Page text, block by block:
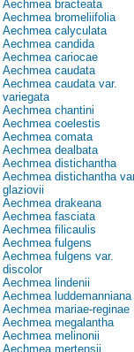
Aechmea bracteata
Aechmea bromeliifolia
Aechmea calyculata
Aechmea candida
Aechmea cariocae
Aechmea caudata
Aechmea caudata var.
variegata
Aechmea chantini
Aechmea coelestis
Aechmea comata
Aechmea dealbata
Aechmea distichantha
Aechmea distichantha
glaziovii
Aechmea drakeana
Aechmea fasciata
Aechmea filicaulis
Aechmea fulgens
Aechmea fulgens var.
discolor
Aechmea lindenii
Aechmea luddemanniana
Aechmea mariae-reginae
Aechmea megalantha
Aechmea melinonii
Aechmea mertensii